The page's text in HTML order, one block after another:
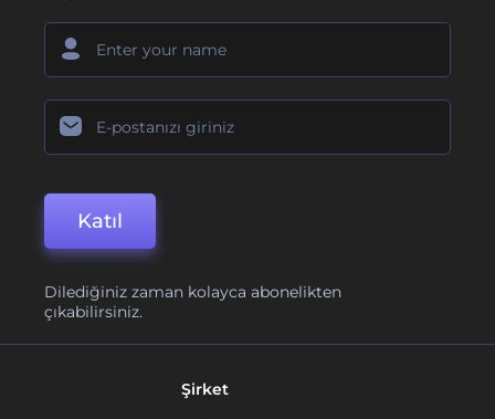
Katıl
Dilediğiniz zaman kolayca abonelikten
çıkabilirsiniz.
Şirket